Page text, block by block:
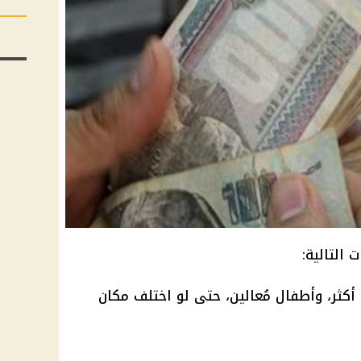
وأطفال مُعالين، حتى لو اختلف مكان